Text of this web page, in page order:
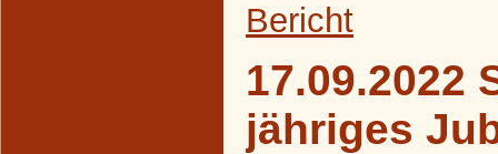
Bericht
17.09.2022
jähriges